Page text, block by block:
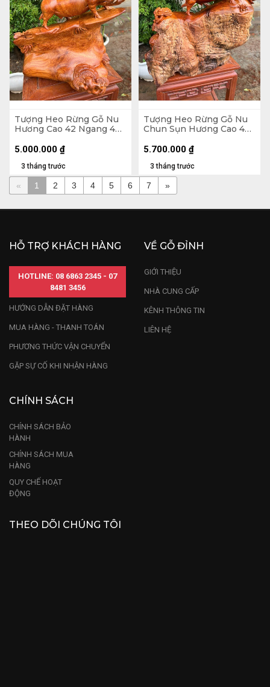
Tượng Heo Rừng Gỗ Nu
Hương Cao 42 Ngang 42
3 tháng trước
5.000.000 ₫
Tượng Heo Rừng Gỗ Nu
Chun Sụn Hương Cao 48
3 tháng trước
5.700.000 ₫
« 1 2 3 4 5 6 7 »
HỖ TRỢ KHÁCH HÀNG
HOTLINE: 08 6863 2345 - 07
8481 3456
HƯỚNG DẪN ĐẶT HÀNG
MUA HÀNG - THANH TOÁN
PHƯƠNG THỨC VẬN CHUYỂN
GẶP SỰ CỐ KHI NHẬN HÀNG
VỀ GỖ ĐỈNH
GIỚI THIỆU
NHÀ CUNG CẤP
KÊNH THÔNG TIN
LIÊN HỆ
CHÍNH SÁCH
CHÍNH SÁCH BẢO
HÀNH
CHÍNH SÁCH MUA
HÀNG
QUY CHẾ HOẠT
ĐỘNG
THEO DÕI CHÚNG TÔI